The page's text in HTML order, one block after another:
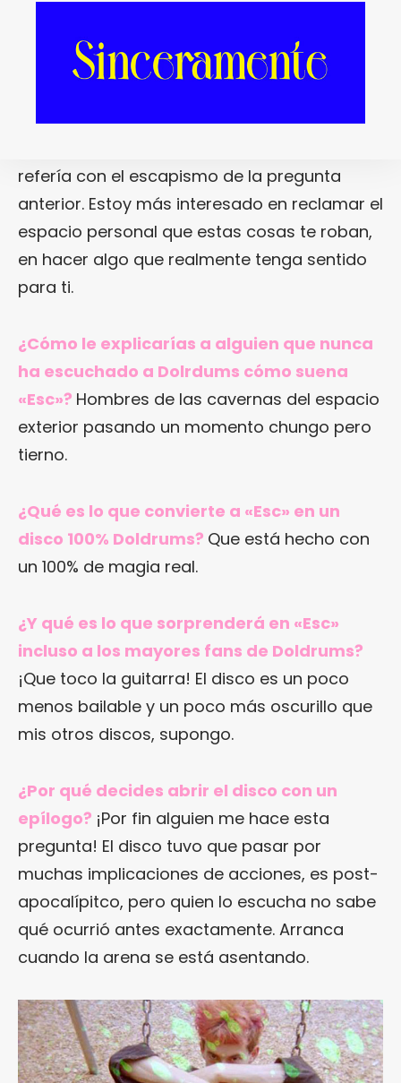
arte de los últimos años?En los últimos
años ha habido MUCHA mierda comercial
que se ha consumido como un anestésico.
Netflixo a lo que sea y simplemente
refería con el escapismo de la pregunta
anterior. Estoy más interesado en reclamar el
espacio personal que estas cosas te roban,
en hacer algo que realmente tenga sentido
para ti.
¿Cómo le explicarías a alguien que nunca
ha escuchado a Dolrdums cómo suena
«Esc»? Hombres de las cavernas del espacio
exterior pasando un momento chungo pero
tierno.
¿Qué es lo que convierte a «Esc» en un
disco 100% Doldrums? Que está hecho con
un 100% de magia real.
¿Y qué es lo que sorprenderá en «Esc»
incluso a los mayores fans de Doldrums?
¡Que toco la guitarra! El disco es un poco
menos bailable y un poco más oscurillo que
mis otros discos, supongo.
¿Por qué decides abrir el disco con un
epílogo? ¡Por fin alguien me hace esta
pregunta! El disco tuvo que pasar por
muchas implicaciones de acciones, es post-
apocalípitco, pero quien lo escucha no sabe
qué ocurrió antes exactamente. Arranca
cuando la arena se está asentando.